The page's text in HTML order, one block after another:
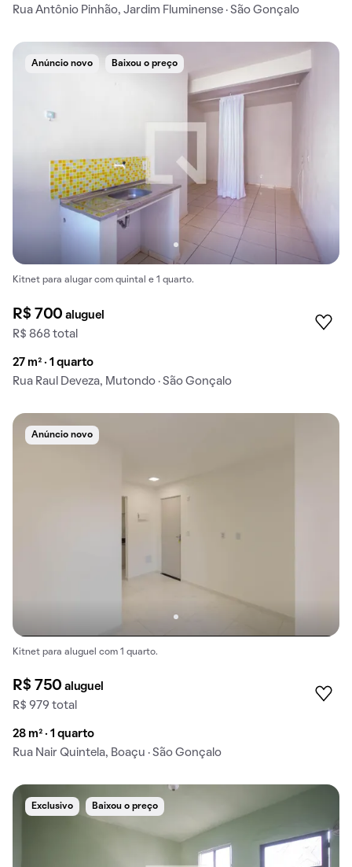
Rua Antônio Pinhão, Jardim Fluminense · São Gonçalo
Anúncio novo Baixou o preço
Kitnet para alugar com quintal e 1 quarto.
R$ 700aluguel
R$ 868 total
27 m² · 1 quarto
Rua Raul Deveza, Mutondo · São Gonçalo
Anúncio novo
Kitnet para aluguel com 1 quarto.
R$ 750aluguel
R$ 979 total
28 m² · 1 quarto
Rua Nair Quintela, Boaçu · São Gonçalo
Exclusivo Baixou o preço